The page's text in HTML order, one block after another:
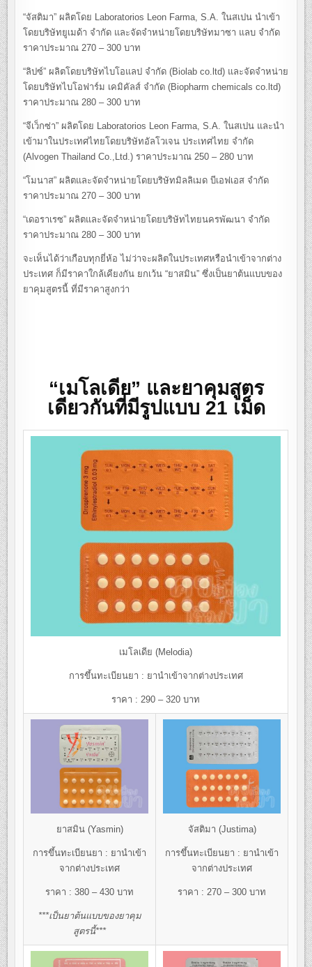
“จัสติมา” ผลิตโดย Laboratorios Leon Farma, S.A. ในสเปน นำเข้า
โดยบริษัทยูเมด้า จำกัด และจัดจำหน่ายโดยบริษัทมาซา แลบ จำกัด
ราคาประมาณ 270 – 300 บาท
“ลิปซ์” ผลิตโดยบริษัทไบโอแลป จำกัด (Biolab co.ltd) และจัดจำหน่าย
โดยบริษัทไบโอฟาร์ม เคมิคัลส์ จำกัด (Biopharm chemicals co.ltd)
ราคาประมาณ 280 – 300 บาท
“จีเว็กซ่า” ผลิตโดย Laboratorios Leon Farma, S.A. ในสเปน และนำ
เข้ามาในประเทศไทยโดยบริษัทอัลโวเจน ประเทศไทย จำกัด
(Alvogen Thailand Co.,Ltd.) ราคาประมาณ 250 – 280 บาท
“โมนาส” ผลิตและจัดจำหน่ายโดยบริษัทมิลลิเมด บีเอฟเอส จำกัด
ราคาประมาณ 270 – 300 บาท
“เดอราเรซ” ผลิตและจัดจำหน่ายโดยบริษัทไทยนครพัฒนา จำกัด
ราคาประมาณ 280 – 300 บาท
จะเห็นได้ว่าเกือบทุกยี่ห้อ ไม่ว่าจะผลิตในประเทศหรือนำเข้าจากต่าง
ประเทศ ก็มีราคาใกล้เคียงกัน ยกเว้น “ยาสมิน” ซึ่งเป็นยาต้นแบบของ
ยาคุมสูตรนี้ ที่มีราคาสูงกว่า
“เมโลเดีย” และยาคุมสูตร
เดียวกันที่มีรูปแบบ 21 เม็ด
เมโลเดีย (Melodia)
การขึ้นทะเบียนยา : ยานำเข้าจากต่างประเทศ
ราคา : 290 – 320 บาท
ยาสมิน (Yasmin)
การขึ้นทะเบียนยา : ยานำเข้า
จากต่างประเทศ
ราคา : 380 – 430 บาท
***เป็นยาต้นแบบของยาคุม
สูตรนี้***
จัสติมา (Justima)
การขึ้นทะเบียนยา : ยานำเข้า
จากต่างประเทศ
ราคา : 270 – 300 บาท